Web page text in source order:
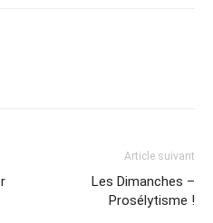
Article suivant
Les Dimanches –
Prosélytisme !